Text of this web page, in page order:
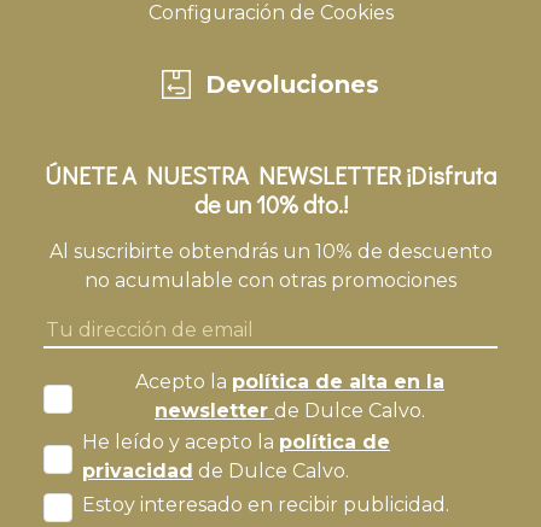
Configuración de Cookies
Devoluciones
ÚNETE A NUESTRA NEWSLETTER ¡Disfruta
de un 10% dto.!
Al suscribirte obtendrás un 10% de descuento
no acumulable con otras promociones
Acepto la política de alta en la
newsletter de Dulce Calvo.
He leído y acepto la política de
privacidad de Dulce Calvo.
Estoy interesado en recibir publicidad.